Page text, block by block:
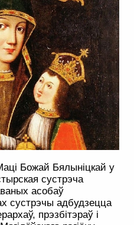
Божай Бялыніцкай у
сустрэча
асобаў
сустрэчы адбудзецца
прэзбітэраў і